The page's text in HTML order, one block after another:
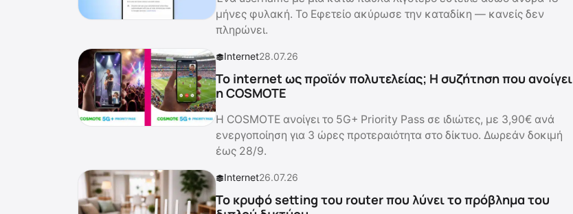
μήνες φυλακή. Το Εφετείο ακύρωσε την καταδίκη — κανείς δεν
πληρώνει.
Internet28.07.26
Το internet ως προϊόν πολυτελείας; Η συζήτηση που ανοίγει
η COSMOTE
Η COSMOTE ανοίγει το 5G+ Priority Pass σε ιδιώτες, με 3,90€ ανά
ενεργοποίηση για 3 ώρες προτεραιότητα στο δίκτυο. Δωρεάν δοκιμή
έως 28/9.
Internet26.07.26
Το κρυφό setting του router που λύνει το πρόβλημα του